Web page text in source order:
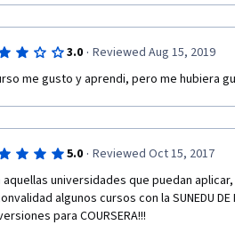
3.0 · Reviewed Aug 15, 2019
me gusto y aprendi, pero me hubiera
5.0 · Reviewed Oct 15, 2017
aquellas universidades que puedan
algunos cursos con la SUNEDU
para COURSERA!!!